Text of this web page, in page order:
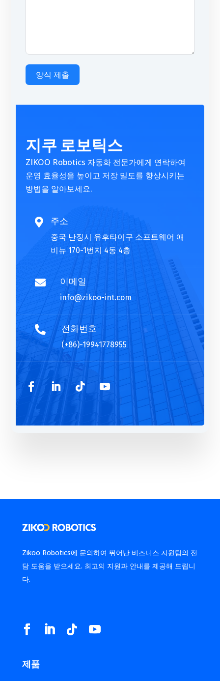
양식 제출
e
n
a
t
지쿠 로보틱스
ZIKOO Robotics 자동화 전문가에게 연락하여
운영 효율성을 높이고 저장 밀도를 향상시키는
방법을 알아보세요.
 주소
중국 난징시 유후타이구 소프트웨어 애
비뉴 170-1번지 4동 4층
 이메일
info@zikoo-int.com
 전화번호
(+86)-19941778955
Zikoo Robotics에 문의하여 뛰어난 비즈니스 지원팀의 전
담 도움을 받으세요. 최고의 지원과 안내를 제공해 드립니
다.
제품